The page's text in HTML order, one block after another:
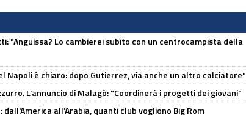
"Anguissa? Lo cambierei subito con un centrocampista della
Napoli è chiaro: dopo Gutierrez, via anche un altro calciatore"
L'annuncio di Malagò: "Coordinerà i progetti dei giovani"
dall'America all'Arabia, quanti club vogliono Big Rom